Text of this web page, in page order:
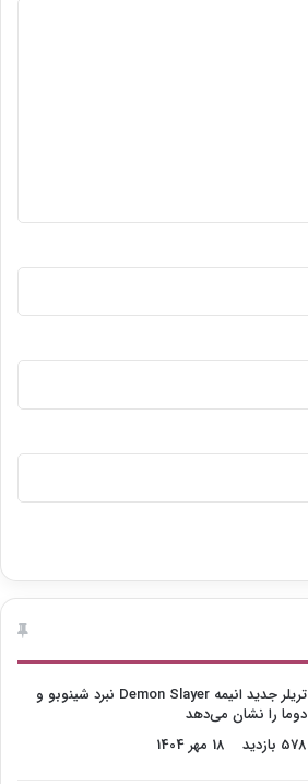
تریلر جدید انیمه Demon Slayer نبرد شینوبو و
دوما را نشان می‌دهد
578 بازدید
18 مهر 1404